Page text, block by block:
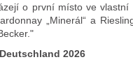
o první místo ve
„Minerál“ a
2026